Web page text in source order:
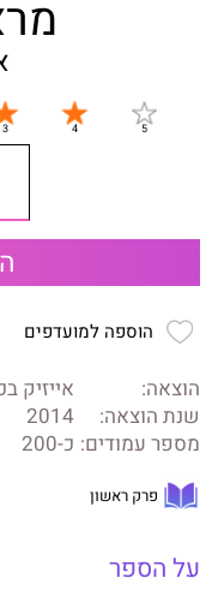
הוספה למועדפים
הוצאה:
אייזיק
שנת הוצאה:
2014
מספר עמודים: כ-200
פרק ראשון
על הספר